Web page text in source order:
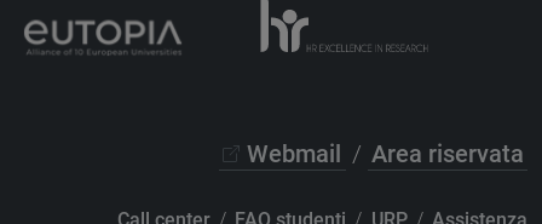
Webmail / Area riservata